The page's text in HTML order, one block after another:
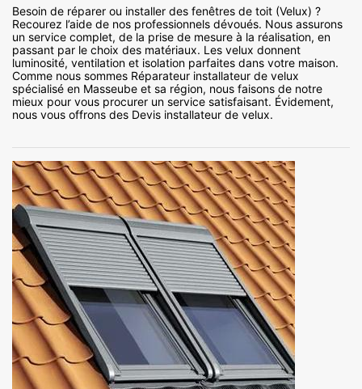
Besoin de réparer ou installer des fenêtres de toit (Velux) ?
Recourez l’aide de nos professionnels dévoués. Nous assurons
un service complet, de la prise de mesure à la réalisation, en
passant par le choix des matériaux. Les velux donnent
luminosité, ventilation et isolation parfaites dans votre maison.
Comme nous sommes Réparateur installateur de velux
spécialisé en Masseube et sa région, nous faisons de notre
mieux pour vous procurer un service satisfaisant. Évidement,
nous vous offrons des Devis installateur de velux.